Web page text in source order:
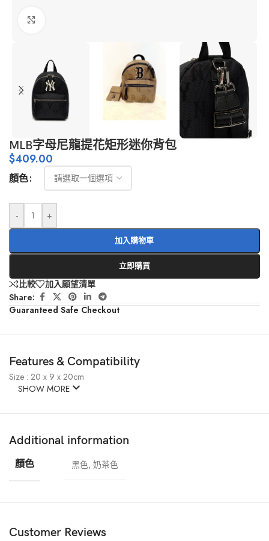
MLB字母尼龍提花矩形迷你背包
$409.00
顏色
- +
加入購物車
立即購買
比較
加入願望清單
Share:
Guaranteed Safe Checkout
Features & Compatibility
Size : 20 x 9 x 20cm
SHOW MORE
Additional information
顏色 黑色, 奶茶色
Customer Reviews